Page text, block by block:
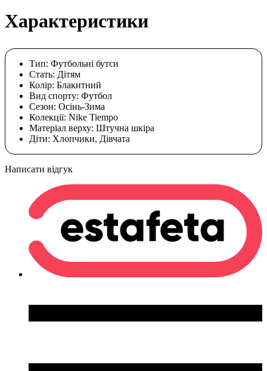
Характеристики
Тип: Футбольні бутси
Стать: Дітям
Колір: Блакитний
Вид спорту: Футбол
Сезон: Осінь-Зима
Колекції: Nike Tiempo
Матеріал верху: Штучна шкіра
Діти: Хлопчики, Дівчата
Написати відгук